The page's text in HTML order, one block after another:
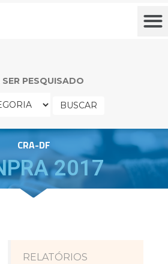
BUSCAR
CRA-DF
2017
RELATÓRIOS